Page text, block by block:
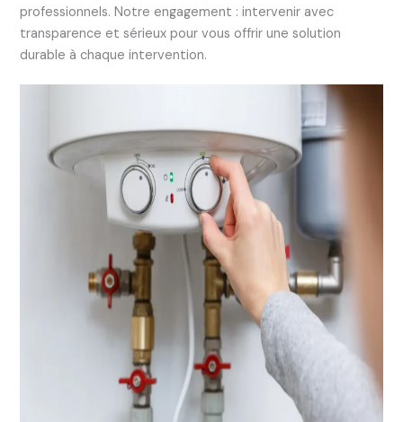
professionnels. Notre engagement : intervenir avec
transparence et sérieux pour vous offrir une solution
durable à chaque intervention.